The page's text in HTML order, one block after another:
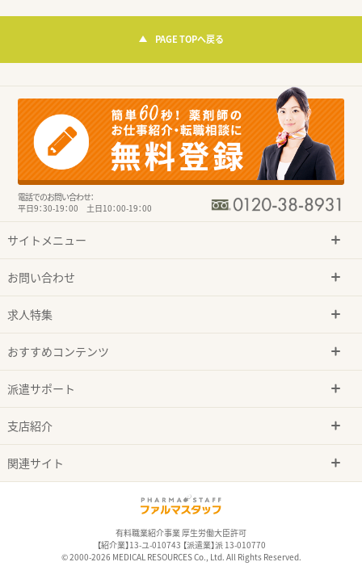
PAGE TOPへ戻る
電話でのお問い合わせ：
平日9：30-19：00 土日10：00-19：00
サイトメニュー
お問い合わせ
求人特集
おすすめコンテンツ
派遣サポート
支店紹介
関連サイト
有料職業紹介事業 厚生労働大臣許可
【紹介業】13-ユ-010743 【派遣業】派 13-010770
© 2000-2026 MEDICAL RESOURCES Co., Ltd. All Rights Reserved.